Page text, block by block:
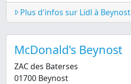
Plus d'infos sur Lidl à Beynost
McDonald's Beynost
ZAC des Baterses
01700 Beynost